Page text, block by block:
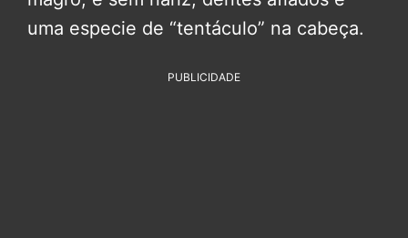
uma especie de “tentáculo” na cabeça.
PUBLICIDADE